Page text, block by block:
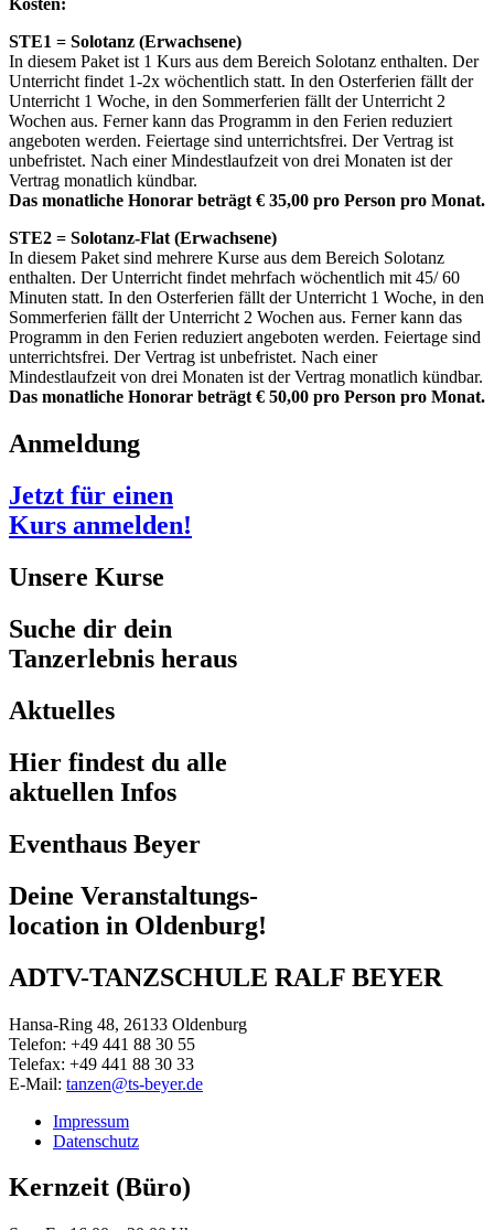
Kosten:
STE1 = Solotanz (Erwachsene)
In diesem Paket ist 1 Kurs aus dem Bereich Solotanz enthalten. Der
Unterricht findet 1-2x wöchentlich statt. In den Osterferien fällt der
Unterricht 1 Woche, in den Sommerferien fällt der Unterricht 2
Wochen aus. Ferner kann das Programm in den Ferien reduziert
angeboten werden. Feiertage sind unterrichtsfrei. Der Vertrag ist
unbefristet. Nach einer Mindestlaufzeit von drei Monaten ist der
Vertrag monatlich kündbar.
Das monatliche Honorar beträgt € 35,00 pro Person pro Monat.
STE2 = Solotanz-Flat (Erwachsene)
In diesem Paket sind mehrere Kurse aus dem Bereich Solotanz
enthalten. Der Unterricht findet mehrfach wöchentlich mit 45/ 60
Minuten statt. In den Osterferien fällt der Unterricht 1 Woche, in den
Sommerferien fällt der Unterricht 2 Wochen aus. Ferner kann das
Programm in den Ferien reduziert angeboten werden. Feiertage sind
unterrichtsfrei. Der Vertrag ist unbefristet. Nach einer
Mindestlaufzeit von drei Monaten ist der Vertrag monatlich kündbar.
Das monatliche Honorar beträgt € 50,00 pro Person pro Monat.
Anmeldung
Jetzt für einen
Kurs anmelden!
Unsere Kurse
Suche dir dein
Tanzerlebnis heraus
Aktuelles
Hier findest du alle
aktuellen Infos
Eventhaus Beyer
Deine Veranstaltungs-
location in Oldenburg!
ADTV-TANZSCHULE RALF BEYER
Hansa-Ring 48, 26133 Oldenburg
Telefon: +49 441 88 30 55
Telefax: +49 441 88 30 33
E-Mail: tanzen@ts-beyer.de
Impressum
Datenschutz
Kernzeit (Büro)